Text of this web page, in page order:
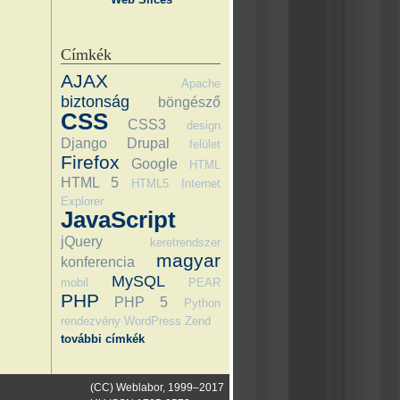
Címkék
AJAX Apache
biztonság böngésző
CSS CSS3 design
Django Drupal felület
Firefox Google HTML
HTML 5 HTML5
Internet
Explorer
JavaScript
jQuery keretrendszer
konferencia magyar
mobil MySQL PEAR
PHP PHP 5
Python
rendezvény WordPress Zend
további címkék
(CC) Weblabor, 1999–2017